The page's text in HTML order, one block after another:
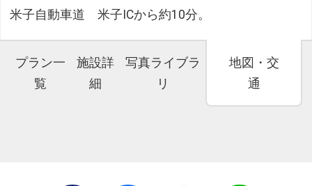
米子自動車道 米子ICから約10分。
プラン一
覧
施設詳
細
写真ライブラ
リ
地図・交
通